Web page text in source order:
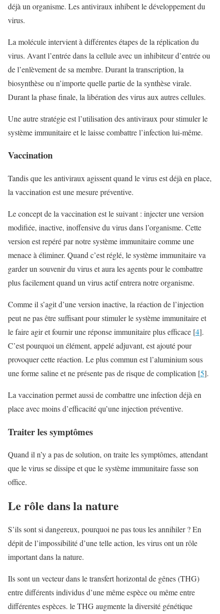
déjà un organisme. Les antiviraux inhibent le développement du
virus.
La molécule intervient à différentes étapes de la réplication du
virus. Avant l’entrée dans la cellule avec un inhibiteur d’entrée ou
de l’enlèvement de sa membre. Durant la transcription, la
biosynthèse ou n’importe quelle partie de la synthèse virale.
Durant la phase finale, la libération des virus aux autres cellules.
Une autre stratégie est l’utilisation des antiviraux pour stimuler le
système immunitaire et le laisse combattre l’infection lui-même.
Vaccination
Tandis que les antiviraux agissent quand le virus est déjà en place,
la vaccination est une mesure préventive.
Le concept de la vaccination est le suivant : injecter une version
modifiée, inactive, inoffensive du virus dans l’organisme. Cette
version est repéré par notre système immunitaire comme une
menace à éliminer. Quand c’est réglé, le système immunitaire va
garder un souvenir du virus et aura les agents pour le combattre
plus facilement quand un virus actif entrera notre organisme.
Comme il s’agit d’une version inactive, la réaction de l’injection
peut ne pas être suffisant pour stimuler le système immunitaire et
le faire agir et fournir une réponse immunitaire plus efficace [4].
C’est pourquoi un élément, appelé adjuvant, est ajouté pour
provoquer cette réaction. Le plus commun est l’aluminium sous
une forme saline et ne présente pas de risque de complication [5].
La vaccination permet aussi de combattre une infection déjà en
place avec moins d’efficacité qu’une injection préventive.
Traiter les symptômes
Quand il n’y a pas de solution, on traite les symptômes, attendant
que le virus se dissipe et que le système immunitaire fasse son
office.
Le rôle dans la nature
S’ils sont si dangereux, pourquoi ne pas tous les annihiler ? En
dépit de l’impossibilité d’une telle action, les virus ont un rôle
important dans la nature.
Ils sont un vecteur dans le transfert horizontal de gênes (THG)
entre différents individus d’une même espèce ou même entre
différentes espèces. le THG augmente la diversité génétique